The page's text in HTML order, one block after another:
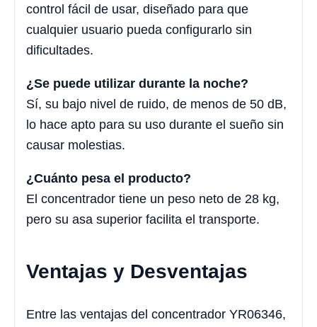
control fácil de usar, diseñado para que
cualquier usuario pueda configurarlo sin
dificultades.
¿Se puede utilizar durante la noche?
Sí, su bajo nivel de ruido, de menos de 50 dB,
lo hace apto para su uso durante el sueño sin
causar molestias.
¿Cuánto pesa el producto?
El concentrador tiene un peso neto de 28 kg,
pero su asa superior facilita el transporte.
Ventajas y Desventajas
Entre las ventajas del concentrador YR06346,